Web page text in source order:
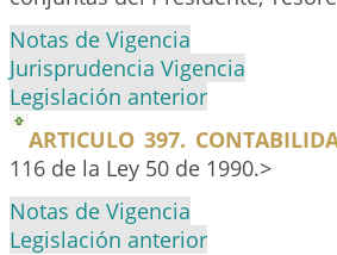
Notas de Vigencia
Jurisprudencia Vigencia
Legislación anterior
ARTICULO 397.
116 de la Ley 50 de 1990.>
Notas de Vigencia
Legislación anterior